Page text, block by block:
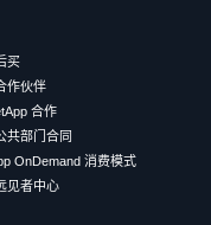
买
作伙伴
合作
共部门合同
OnDemand 消费模式
见者中心